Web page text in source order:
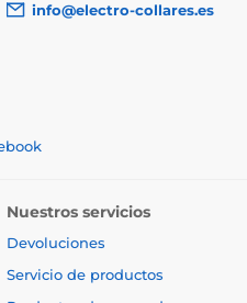
que responde
la vibración de las
resolución es, por tanto,
info@electro-collares.es
Nuestros servicios
Devoluciones
Servicio de productos